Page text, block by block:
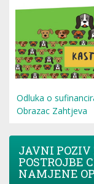
Odluka o
Obrazac Zahtjeva
JAVNI
POSTROJBE
NAMJENE